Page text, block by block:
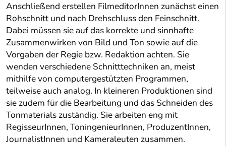
Anschließend erstellen FilmeditorInnen zunächst einen
Rohschnitt und nach Drehschluss den Feinschnitt.
Dabei müssen sie auf das korrekte und sinnhafte
Zusammenwirken von Bild und Ton sowie auf die
Vorgaben der Regie bzw. Redaktion achten. Sie
wenden verschiedene Schnitttechniken an, meist
mithilfe von computergestützten Programmen,
teilweise auch analog. In kleineren Produktionen sind
sie zudem für die Bearbeitung und das Schneiden des
Tonmaterials zuständig. Sie arbeiten eng mit
RegisseurInnen, ToningenieurInnen, ProduzentInnen,
JournalistInnen und Kameraleuten zusammen.